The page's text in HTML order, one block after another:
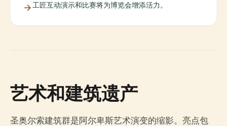
工匠互动演示和比赛将为博览会增添活力。
艺术和建筑遗产
圣奥尔索建筑群是阿尔卑斯艺术演变的缩影。亮点包